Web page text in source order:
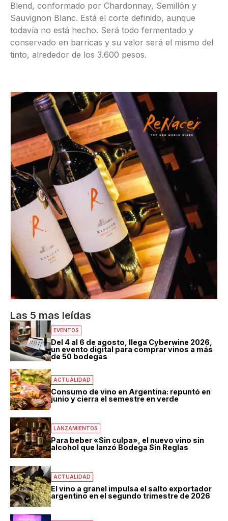
Blend, conformado por Chardonnay, Semillón y
Sauvignon Blanc. Está el corte definido, aunque
todavía no está hecho. Será todo fermentado y
conservado en barricas y su valor será el mismo del
tinto, alrededor de los 3.600 pesos.
Las 5 mas leídas
EVENTOS
Del 4 al 6 de agosto, llega Cyberwine 2026,
un evento digital para comprar vinos a más
de 50 bodegas
ACTUALIDAD
Consumo de vino en Argentina: repuntó en
junio y cierra el semestre en verde
LANZAMIENTOS
Para beber «Sin culpa», el nuevo vino sin
alcohol que lanzó Bodega Sin Reglas
ACTUALIDAD
El vino a granel impulsa el salto exportador
argentino en el segundo trimestre de 2026